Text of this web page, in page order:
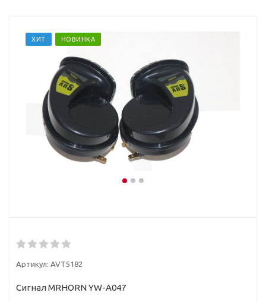
ХИТ НОВИНКА
Артикул: AVT5182
Сигнал MRHORN YW-A047